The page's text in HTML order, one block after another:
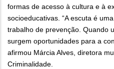
formas de acesso à cultura e à
socioeducativas. “A escuta é
trabalho de prevenção. Quando
surgem oportunidades para a
afirmou Márcia Alves, diretora
Criminalidade.